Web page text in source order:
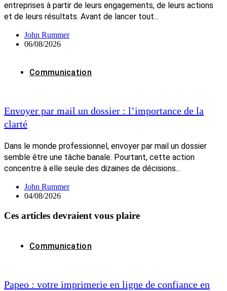
entreprises à partir de leurs engagements, de leurs actions
et de leurs résultats. Avant de lancer tout...
John Rummer
06/08/2026
Communication
Envoyer par mail un dossier : l’importance de la
clarté
Dans le monde professionnel, envoyer par mail un dossier
semble être une tâche banale. Pourtant, cette action
concentre à elle seule des dizaines de décisions...
John Rummer
04/08/2026
Ces articles devraient vous plaire
Communication
Papeo : votre imprimerie en ligne de confiance en